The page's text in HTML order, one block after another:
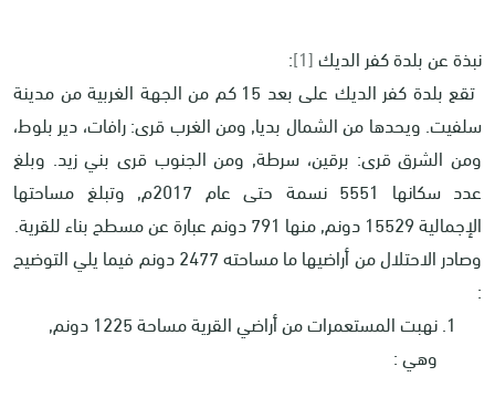
نبذة عن بلدة كفر الديك[1]
:
تقع بلدة كفر الديك على بعد 15 كم من الجهة الغربية من مدينة
سلفيت. ويحدها من الشمال بديا, ومن الغرب قرى: رافات، دير بلوط،
ومن الشرق قرى: برقين، سرطة, ومن الجنوب قرى بني زيد. وبلغ
عدد سكانها 5551 نسمة حتى عام 2017م, وتبلغ مساحتها
الإجمالية 15529 دونم, منها 791 دونم عبارة عن مسطح بناء للقرية.
وصادر الاحتلال من أراضيها ما مساحته 2477 دونم فيما يلي التوضيح
:
نهبت المستعمرات من أراضي القرية مساحة 1225 دونم,
وهي :